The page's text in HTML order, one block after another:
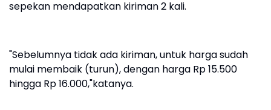
sepekan mendapatkan kiriman 2 kali.
"Sebelumnya tidak ada kiriman, untuk harga sudah
mulai membaik (turun), dengan harga Rp 15.500
hingga Rp 16.000,"katanya.